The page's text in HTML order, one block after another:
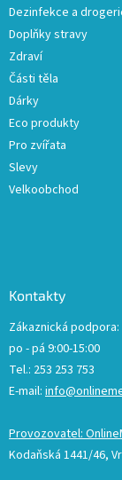
Dezinfekce a
Doplňky stravy
Zdraví
Části těla
Dárky
Eco produkty
Pro zvířata
Slevy
Velkoobchod
Kontakty
Zákaznická podpora:
po - pá 9:00-15:00
Tel.: 253 253 753
E-mail:
Provozovatel:
Kodaňská 1441/46,